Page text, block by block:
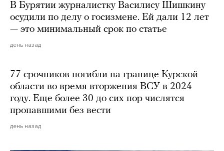
В Бурятии журналистку Василису Шишкину
осудили по делу о госизмене. Ей дали 12 лет
— это минимальный срок по статье
день назад
77 срочников погибли на границе Курской
области во время вторжения ВСУ в 2024
году. Еще более 30 до сих пор числятся
пропавшими без вести
день назад